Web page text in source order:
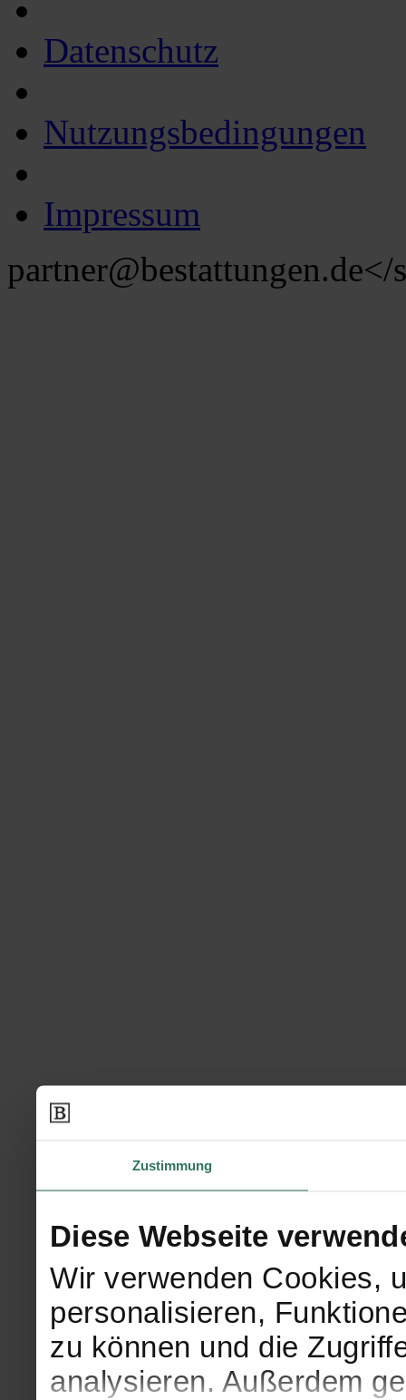
Zustimmung
Diese Webseite
Wir verwenden Cookies,
personalisieren,
zu können und die
analysieren. Außerdem
Datenschutz
Nutzungsbedingungen
Impressum
partner@bestattungen.de</